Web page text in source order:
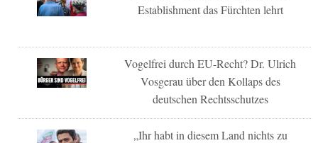
Establishment das Fürchten lehrt
Vogelfrei durch EU-Recht? Dr. Ulrich
Vosgerau über den Kollaps des
deutschen Rechtsschutzes
„Ihr habt in diesem Land nichts zu